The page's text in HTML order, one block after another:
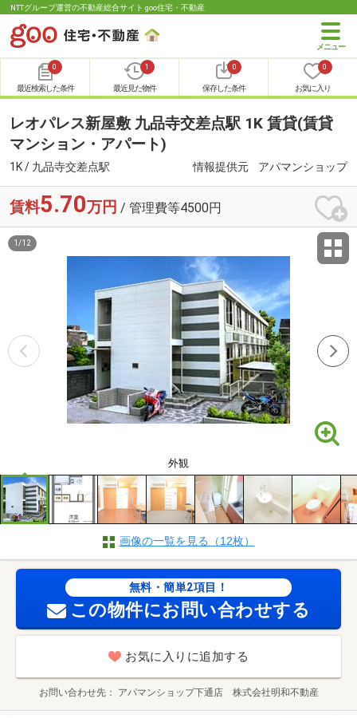
NTTグループ運営の不動産総合サイト goo住宅・不動産
0
最近検索した条件
1
最近見た物件
0
保存した条件
0
お気に入り
レオパレス新屋敷 九品寺交差点駅 1K 賃貸(賃貸
マンション・アパート)
1K / 九品寺交差点駅 情報提供元 アパマンショップ
賃料5.70万円 / 管理費等4500円
外観
1 /12
画像の一覧を見る（12枚）
無料・簡単2項目！
この物件にお問い合わせする
お気に入りに追加する
お問い合わせ先 アパマンショップ下通店 株式会社明和不動産